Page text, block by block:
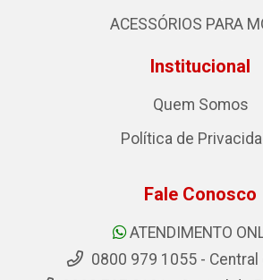
ACESSÓRIOS PARA
Institucional
Quem Somos
Política de
Fale Conosco
ATENDIMENTO
0800 979 1055 - Central